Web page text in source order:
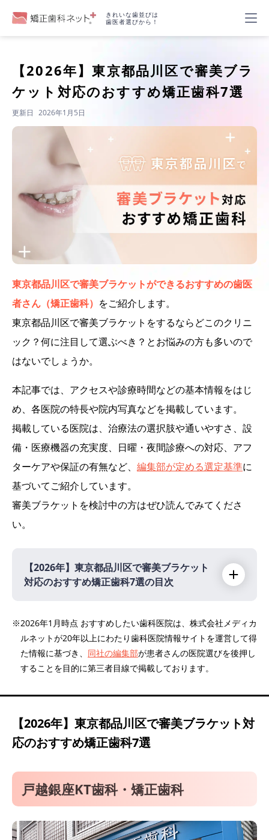
きれいな歯並びは
歯医者選びから！
【2026年】東京都品川区で審美ブラ
ケット対応のおすすめ矯正歯科7選
更新日 2026年1月5日
東京都品川区で審美ブラケットができるおすすめの歯医
者さん（矯正歯科） をご紹介します。
東京都品川区で審美ブラケットをするならどこのクリニ
ック？何に注目して選ぶべき？とお悩みの方も多いので
はないでしょうか。
本記事では、アクセスや診療時間などの基本情報をはじ
め、各医院の特長や院内写真などを掲載しています。
掲載している医院は、治療法の選択肢や通いやすさ、設
備・医療機器の充実度、日曜・夜間診療への対応、アフ
ターケアや保証の有無など、 編集部が定める選定基準に
基づいてご紹介しています。
審美ブラケットを検討中の方はぜひ読んでみてくださ
い。
【2026年】 東京都品川区で審美ブラケット
対応のおすすめ矯正歯科7選の目次
戸越銀座KT歯科・矯正歯科
アイコネクト大森矯正歯科
大井町駅前歯科クリニック
大崎デンタルオフィス
目黒まついデンタルクリニック
※2026年1月時点 おすすめしたい歯科医院は、株式会社メディカ
ルネットが20年以上にわたり歯科医院情報サイトを運営して得
た情報に基づき、 同社の編集部が患者さんの医院選びを後押し
することを目的に第三者目線で掲載しております。
【2026年】 東京都品川区で審美ブラケット対
応のおすすめ矯正歯科7選
戸越銀座KT歯科・矯正歯科